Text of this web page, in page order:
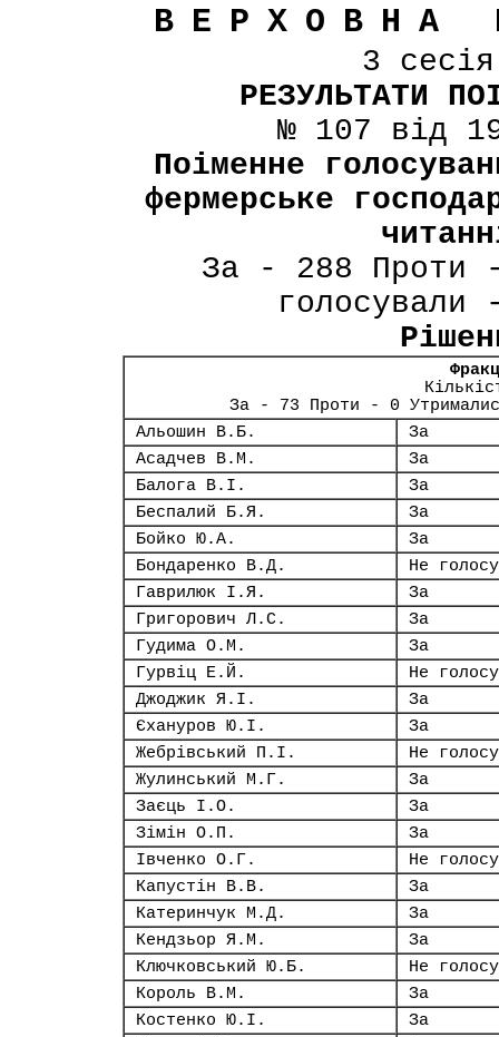
ВЕРХОВНА
3
РЕЗУЛЬТАТИ
№ 107 від
Поіменне
фермерське
За - 288 Проти
За - 73 Проти - 0
Альошин В.Б.
За
Асадчев В.М.
За
Балога В.І.
За
Беспалий Б.Я.
За
Бойко Ю.А.
За
Бондаренко В.Д.
Не
Гаврилюк І.Я.
За
Григорович Л.С.
За
Гудима О.М.
За
Гурвіц Е.Й.
Не
Джоджик Я.І.
За
Єхануров Ю.І.
За
Жебрівський П.І.
Не
Жулинський М.Г.
За
Заєць І.О.
За
Зімін О.П.
За
Івченко О.Г.
Не
Капустін В.В.
За
Катеринчук М.Д.
За
Кендзьор Я.М.
За
Ключковський Ю.Б.
Не
Король В.М.
За
Костенко Ю.І.
За